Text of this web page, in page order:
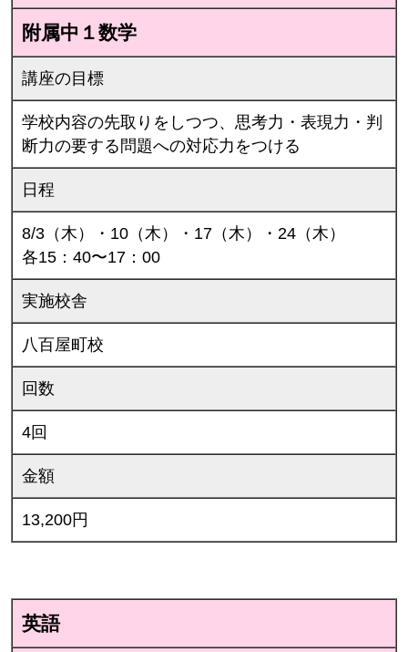
附属中１数学
講座の目標
学校内容の先取りをしつつ、思考力・表現力・判
断力の要する問題への対応力をつける
日程
8/3（木）・10（木）・17（木）・24（木）
各15：40〜17：00
実施校舎
八百屋町校
回数
4回
金額
13,200円
英語